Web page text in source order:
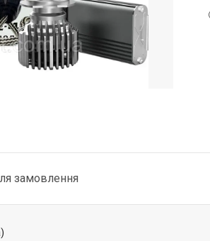
замовлення